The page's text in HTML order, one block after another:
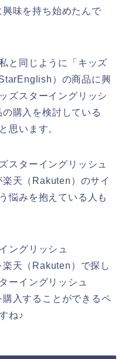
味を持ち始めたんで
と同じように「キッズ
）の商品に興
ズスターイングリッシ
購入を検討している
思います。
スターイングリッシュ
天（Rakuten）のサイ
悩みを抱えている人も
ングリッシュ
天（Rakuten）で探し
ーイングリッシュ
入することができるペ
ね♪